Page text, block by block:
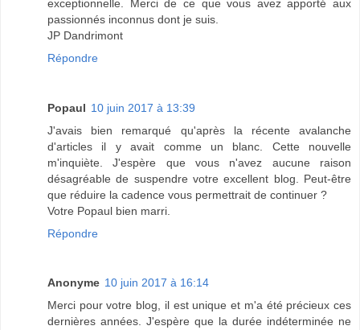
exceptionnelle. Merci de ce que vous avez apporté aux
passionnés inconnus dont je suis.
JP Dandrimont
Répondre
Popaul 10 juin 2017 à 13:39
J'avais bien remarqué qu'après la récente avalanche
d'articles il y avait comme un blanc. Cette nouvelle
m'inquiète. J'espère que vous n'avez aucune raison
désagréable de suspendre votre excellent blog. Peut-être
que réduire la cadence vous permettrait de continuer ?
Votre Popaul bien marri.
Répondre
Anonyme 10 juin 2017 à 16:14
Merci pour votre blog, il est unique et m'a été précieux ces
dernières années. J'espère que la durée indéterminée ne